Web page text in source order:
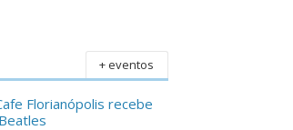
+ eventos
Florianópolis recebe